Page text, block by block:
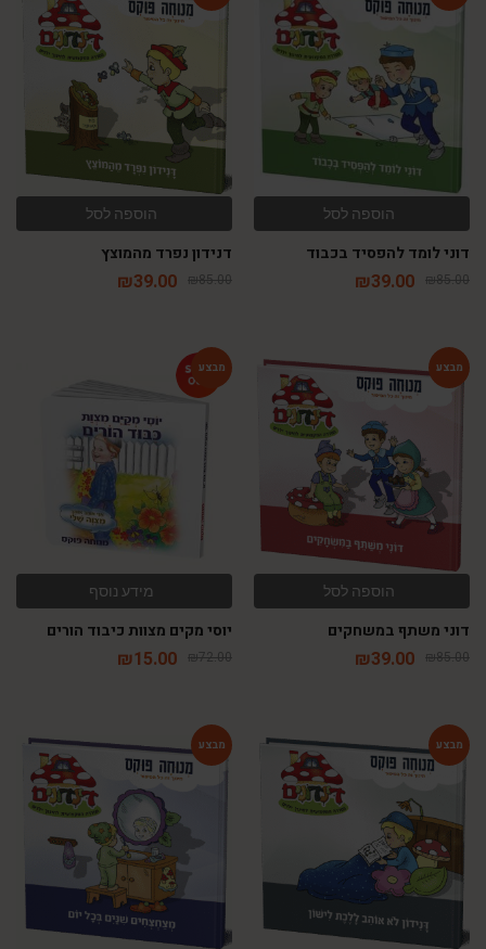
הוספה לסל
דוני לומד להפסיד בכבוד
₪85.00
₪39.00
הוספה לסל
דנידון נפרד מהמוצץ
₪85.00
₪39.00
הוספה לסל
דוני משתף במשחקים
₪85.00
₪39.00
מידע נוסף
יוסי מקים מצוות כיבוד הורים
₪72.00
₪15.00